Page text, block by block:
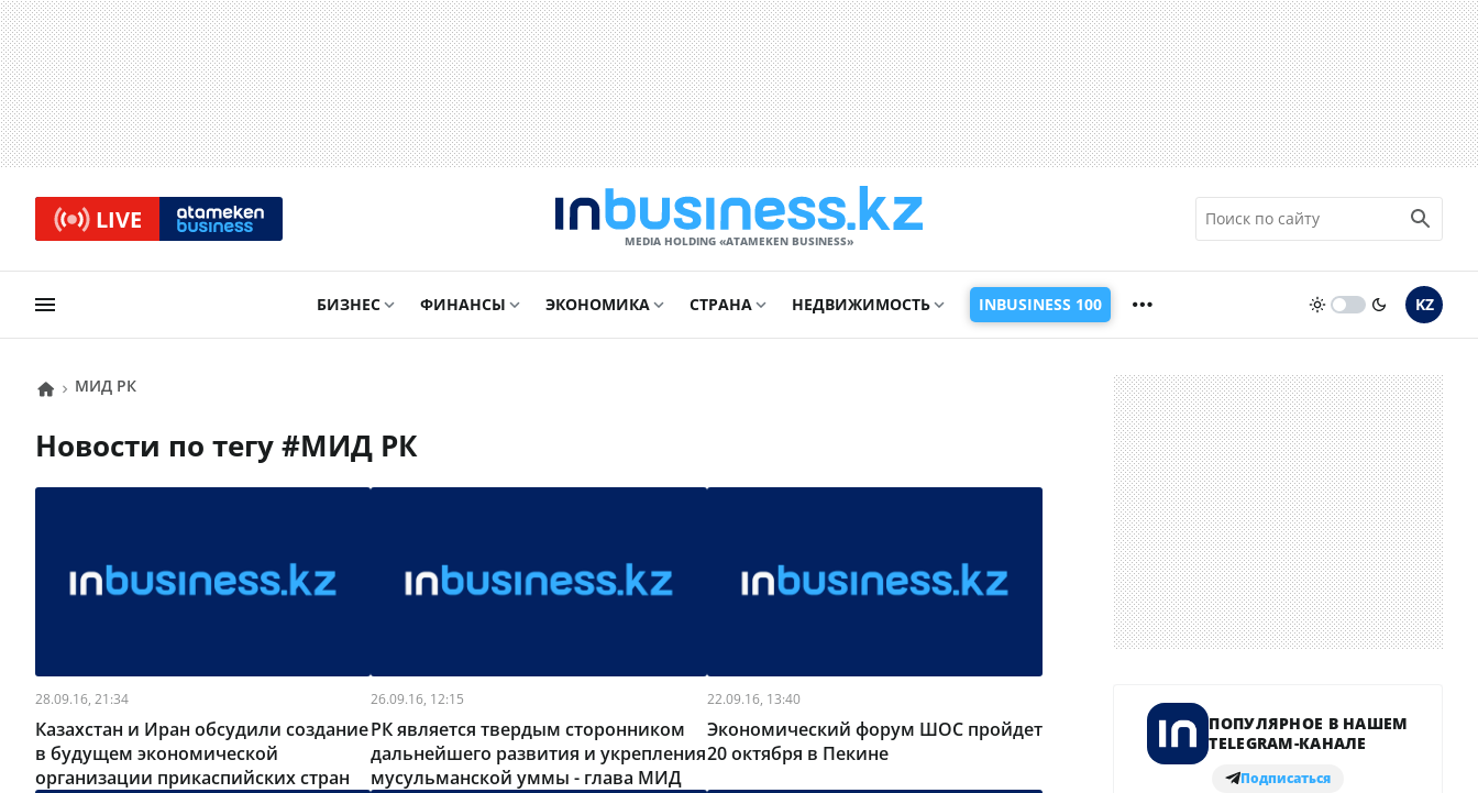
LIVE
MEDIA HOLDING «ATAMEKЕN BUSINESS»
БИЗНЕС ФИНАНСЫ ЭКОНОМИКА СТРАНА НЕДВИЖИМОСТЬ INBUSINESS 100 KZ
МИД РК
Новости по тегу # МИД РК
28.09.16, 21:34
Казахстан и Иран обсудили создание
в будущем экономической
организации прикаспийских стран
26.09.16, 12:15
РК является твердым сторонником
дальнейшего развития и укрепления
мусульманской уммы - глава МИД
22.09.16, 13:40
Экономический форум ШОС пройдет
20 октября в Пекине